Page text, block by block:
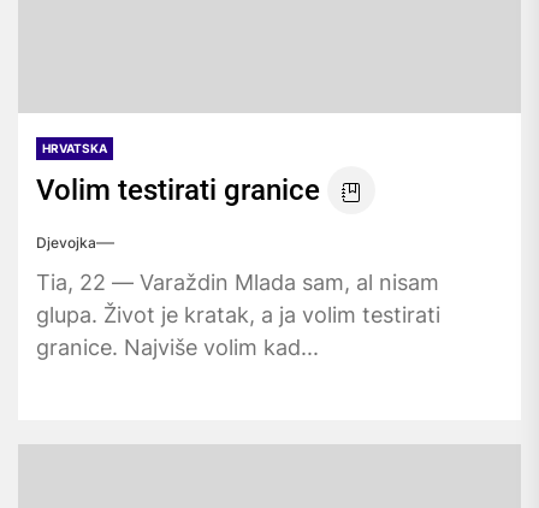
HRVATSKA
Volim testirati granice
Djevojka
Tia, 22 — Varaždin Mlada sam, al nisam
glupa. Život je kratak, a ja volim testirati
granice. Najviše volim kad...